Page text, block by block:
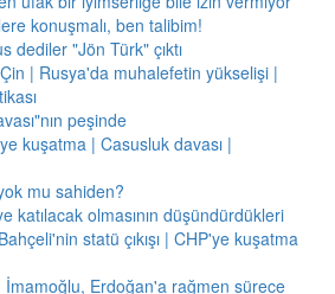
konuşmalı, ben talibim!
dediler "Jön Türk" çıktı
| Rusya'da muhalefetin yükselişi |
peşinde
kuşatma | Casusluk davası |
mu sahiden?
katılacak olmasının düşündürdükleri
statü çıkışı | CHP'ye kuşatma
Erdoğan'a rağmen sürece